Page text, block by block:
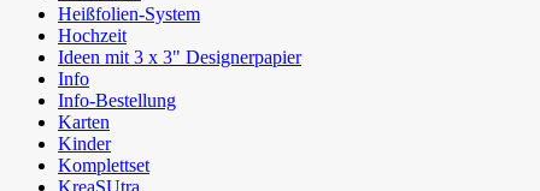
Heißfolien-System
Hochzeit
Ideen mit 3 x 3" Designerpapier
Info
Info-Bestellung
Karten
Kinder
Komplettset
KreaSUtra